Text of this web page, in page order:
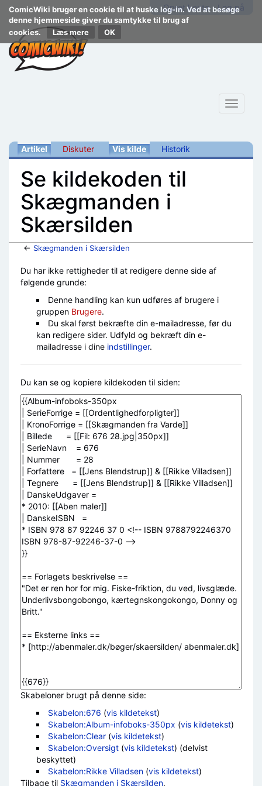
ComicWiki bruger en cookie til at huske log-in. Ved at besøge
denne hjemmeside giver du samtykke til brug af
cookies.
Læs mere
Opret konto Log på
Toggle
Artikel Diskuter Vis kilde Historik
Se kildekoden til
Skægmanden i
Skærsilden
← Skægmanden i Skærsilden
Du har ikke rettigheder til at redigere denne side af
følgende grunde:
Denne handling kan kun udføres af brugere i
gruppen Brugere.
Du skal først bekræfte din e-mailadresse, før du
kan redigere sider. Udfyld og bekræft din e-
mailadresse i dine indstillinger.
Du kan se og kopiere kildekoden til siden:
Skabeloner brugt på denne side:
Skabelon:676 (vis kildetekst)
Skabelon:Album-infoboks-350px (vis kildetekst)
Skabelon:Clear(vis kildetekst)
Skabelon:Oversigt(vis kildetekst) (delvist
beskyttet)
Skabelon:Rikke Villadsen(vis kildetekst)
Tilbage til Skægmanden i Skærsilden.